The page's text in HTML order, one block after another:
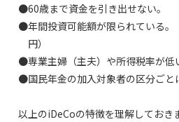
●60歳まで資金を引き出せない。
●年間投資可能額が限られている。
円）
●専業主婦（主夫）や所得税率が低
●国民年金の加入対象者の区分ごと
以上のiDeCoの特徴を理解しておき